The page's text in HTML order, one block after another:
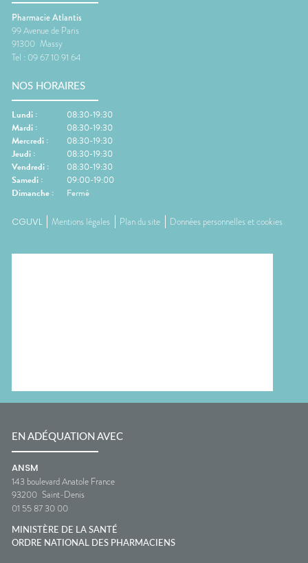
Pharmacie Atlantis
99 Avenue de Paris
91300 Massy
Tel : 09 67 10 91 64
NOS HORAIRES
Lundi :
08:30-19:30
Mardi :
08:30-19:30
Mercredi :
08:30-19:30
Jeudi :
08:30-19:30
Vendredi :
08:30-19:30
Samedi :
09:00-19:00
Dimanche : Fermé
CGUVL Mentions légales Plan du site Données personnelles et cookies
EN ADÉQUATION AVEC
ANSM
143 boulevard Anatole France
93200 Saint-Denis
01 55 87 30 00
MINISTÈRE DE LA SANTÉ
ORDRE NATIONAL DES PHARMACIENS